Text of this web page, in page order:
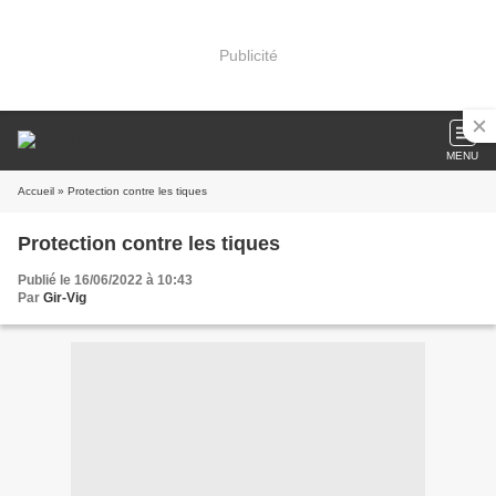
Publicité
MENU
Accueil » Protection contre les tiques
Protection contre les tiques
Publié le 16/06/2022 à 10:43
Par Gir-Vig